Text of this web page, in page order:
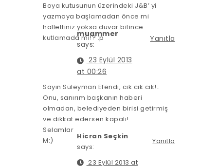
Boya kutusunun üzerindeki J&B’ yi
yazmaya başlamadan önce mi
hallettiniz yoksa duvar bitince
kutlamada mı!? :p
Yanıtla
muammer
says:
23 Eylül 2013
at 00:26
Sayın Süleyman Efendi, cık cık cık!..
Onu, sanırım başkanın haberi
olmadan, belediyeden birisi getirmiş
ve dikkat edersen kapalı!..
Selamlar
M:)
Yanıtla
Hicran Seçkin
says:
23 Eylül 2013 at